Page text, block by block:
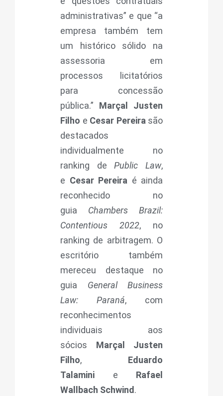
administrativas” e que “a
empresa também tem
um histórico sólido na
assessoria em
processos licitatórios
para concessão
pública.” Marçal Justen
Filho e Cesar Pereirasão
destacados
individualmente no
ranking dePublic Law,
e Cesar Pereira é ainda
reconhecido no
guia Chambers Brazil:
Contentious 2022, no
ranking de arbitragem. O
escritório também
mereceu destaque no
guia General Business
Law: Paraná, com
reconhecimentos
individuais aos
sócios Marçal Justen
Filho, Eduardo
Talamini e Rafael
Wallbach Schwind.